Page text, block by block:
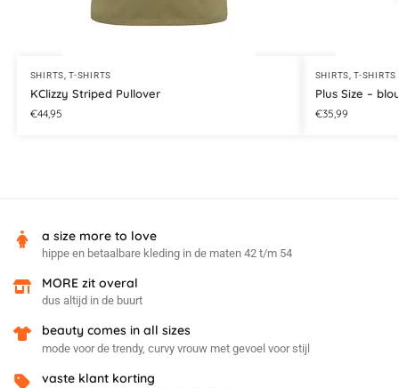
SHIRTS ,T-SHIRTS
KClizzy Striped Pullover
€44,95
SHIRTS ,T-SHIRTS
Plus Size –
€35,99
a size more to love
hippe en betaalbare kleding in de maten 42 t/m 54
MORE zit overal
dus altijd in de buurt
beauty comes in all sizes
mode voor de trendy, curvy vrouw met gevoel voor stijl
vaste klant korting